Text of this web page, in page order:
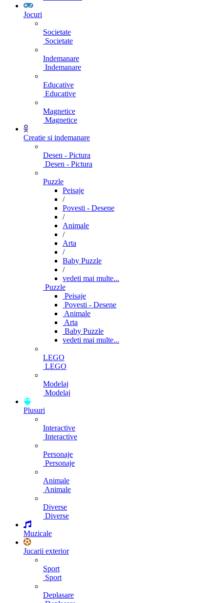
Jocuri
Societate
Societate
Indemanare
Indemanare
Educative
Educative
Magnetice
Magnetice
Creatie si indemanare
Desen - Pictura
Desen - Pictura
Puzzle
Peisaje
/
Povesti - Desene
/
Animale
/
Arta
/
Baby Puzzle
/
vedeti mai multe...
Puzzle
Peisaje
Povesti - Desene
Animale
Arta
Baby Puzzle
vedeti mai multe...
LEGO
LEGO
Modelaj
Modelaj
Plusuri
Interactive
Interactive
Personaje
Personaje
Animale
Animale
Diverse
Diverse
Muzicale
Jucarii exterior
Sport
Sport
Deplasare